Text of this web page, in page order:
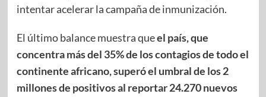
intentar acelerar la campaña de inmunización.
El último balance muestra queel país, que
concentra más del 35% de los contagios de todo el
continente africano, superó el umbral de los 2
millones de positivos al reportar 24.270 nuevos